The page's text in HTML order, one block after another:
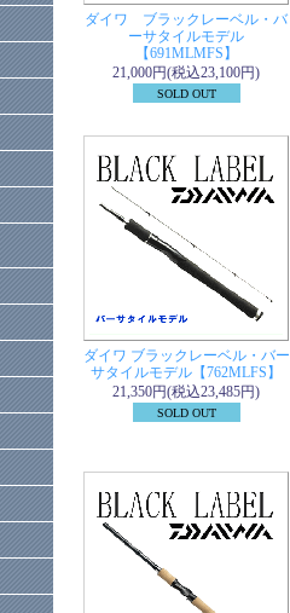
ダイワ ブラックレーベル・バ
ーサタイルモデル
【691MLMFS】
21,000円(税込23,100円)
SOLD OUT
ダイワ ブラックレーベル・バー
サタイルモデル【762MLFS】
21,350円(税込23,485円)
SOLD OUT